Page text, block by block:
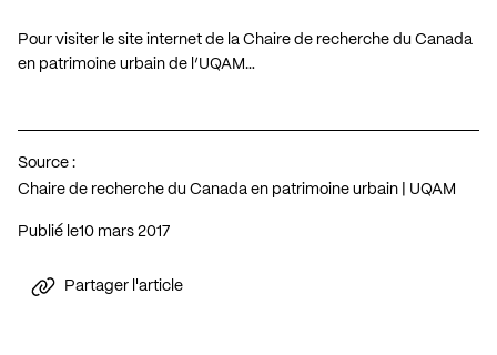
Pour visiter le site internet de la Chaire de recherche du Canada
en patrimoine urbain de l’UQAM…
Source :
Chaire de recherche du Canada en patrimoine urbain | UQAM
Publié le 10 mars 2017
Partager l'article